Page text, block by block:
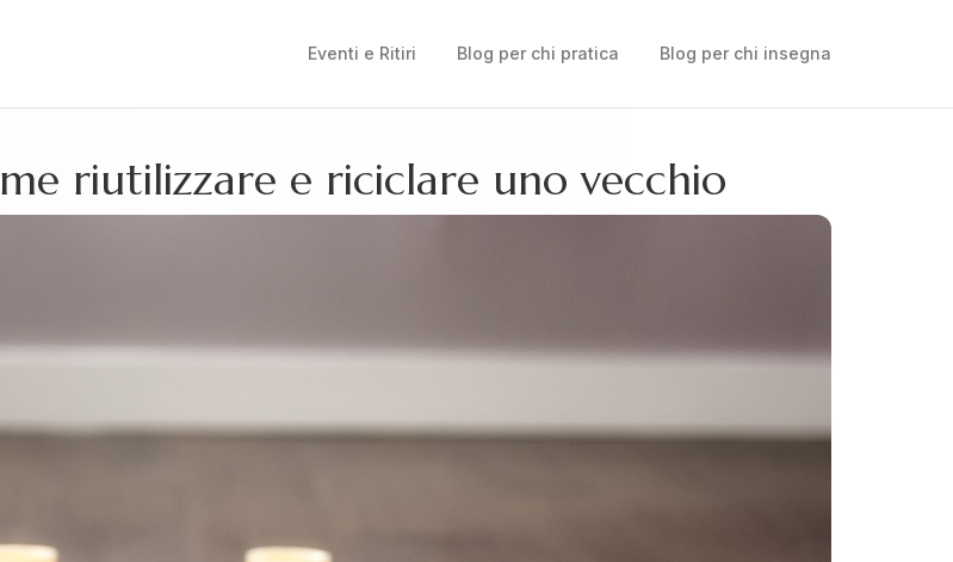
Eventi e Ritiri Blog per chi pratica Blog per chi insegna
riutilizzare e riciclare uno vecchio